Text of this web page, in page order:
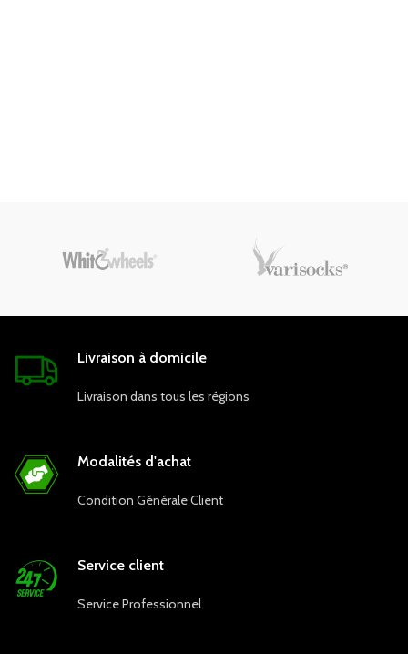
Livraison à domicile
Livraison dans tous les régions
Modalités d'achat
Condition Générale Client
Service client
Service Professionnel